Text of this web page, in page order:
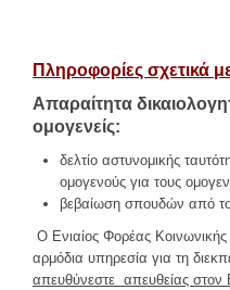
Πληροφορίες σχετικά
Απαραίτητα
ομογενείς:
δελτίο αστυνομικής
ομογενούς για τους
βεβαίωση σπουδών από
Ο Ενιαίος Φορέας
αρμόδια υπηρεσία για τη
απευθύνεστε απευθείας στον